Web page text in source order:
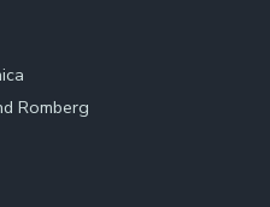
Romberg